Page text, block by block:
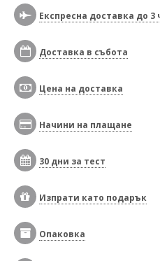
Експресна доставка до 3
Доставка в събота
Цена на доставка
Начини на плащане
30 дни за тест
Изпрати като подарък
Опаковка